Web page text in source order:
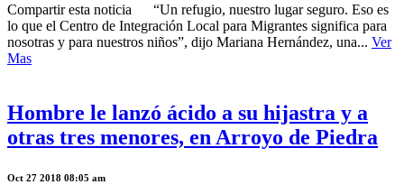
Compartir esta noticia “Un refugio, nuestro lugar seguro. Eso es
lo que el Centro de Integración Local para Migrantes significa para
nosotras y para nuestros niños”, dijo Mariana Hernández, una... Ver
Mas
Hombre le lanzó ácido a su hijastra y a
otras tres menores, en Arroyo de Piedra
Oct 27 2018 08:05 am